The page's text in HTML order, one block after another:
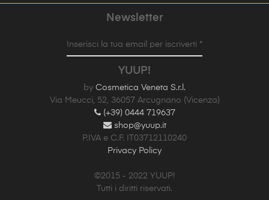
Newsletter
Inserisci la tua email per iscriverti *
YUUP!
by Cosmetica Veneta S.r.l.
Via Meucci, 52, 36057 Arcugnano (Vicenza)
(+39) 0444 719637
shop@yuup.it
P.IVA e C.F. IT03712110240
Privacy Policy
©2015 - 2022 YUUP!
Tutti i diritti riservati.